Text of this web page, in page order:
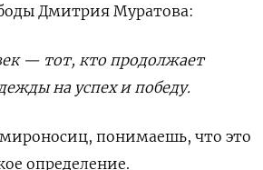
Дмитрия Муратова:
— тот, кто продолжает
на успех и победу.
понимаешь, что это
определение.